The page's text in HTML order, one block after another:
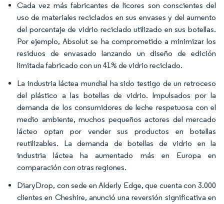
Cada vez más fabricantes de licores son conscientes del
uso de materiales reciclados en sus envases y del aumento
del porcentaje de vidrio reciclado utilizado en sus botellas.
Por ejemplo, Absolut se ha comprometido a minimizar los
residuos de envasado lanzando un diseño de edición
limitada fabricado con un 41% de vidrio reciclado.
La industria láctea mundial ha sido testigo de un retroceso
del plástico a las botellas de vidrio. Impulsados por la
demanda de los consumidores de leche respetuosa con el
medio ambiente, muchos pequeños actores del mercado
lácteo optan por vender sus productos en botellas
reutilizables. La demanda de botellas de vidrio en la
industria láctea ha aumentado más en Europa en
comparación con otras regiones.
DiaryDrop, con sede en Alderly Edge, que cuenta con 3.000
clientes en Cheshire, anunció una reversión significativa en